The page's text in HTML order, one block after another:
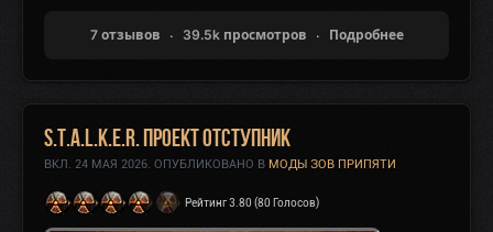
7 отзывов 39.5k просмотров Подробнее
S.T.A.L.K.E.R. Проект Отступник
ВКЛ. 24 МАЯ 2026. ОПУБЛИКОВАНО В МОДЫ ЗОВ ПРИПЯТИ
Рейтинг 3.80 (80 Голосов)